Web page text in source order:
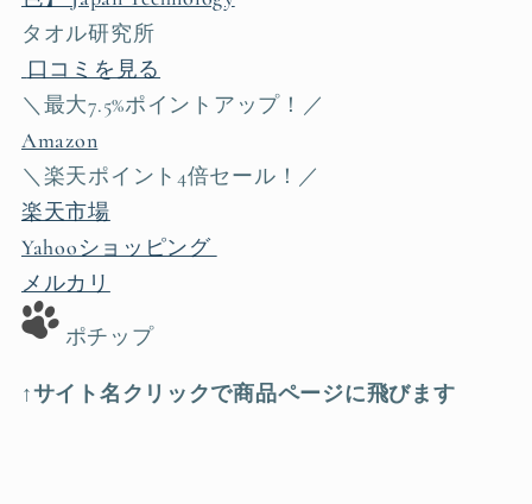
タオル研究所
口コミを見る
＼最大7.5%ポイントアップ！／
Amazon
＼楽天ポイント4倍セール！／
楽天市場
Yahooショッピング
メルカリ
ポチップ
↑サイト名クリックで商品ページに飛びます